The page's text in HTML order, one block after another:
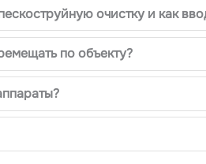
очистку и как
по объекту?